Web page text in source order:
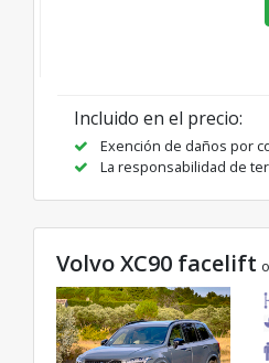
Incluido en el precio:
Exención de daños por
La responsabilidad de
Volvo XC90 facelift